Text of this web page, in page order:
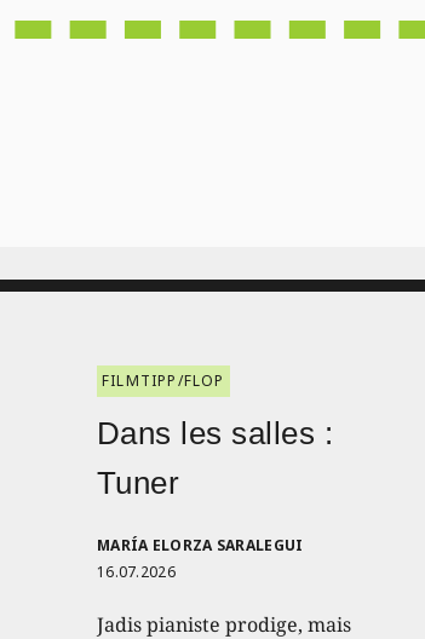
FILMTIPP/FLOP
Dans les salles :
Tuner
MARÍA ELORZA SARALEGUI
16.07.2026
Jadis pianiste prodige, mais